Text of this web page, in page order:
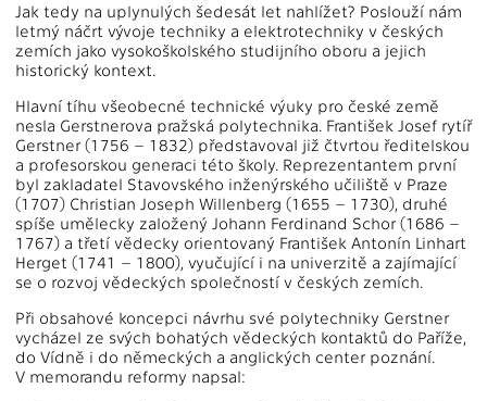
Jak tedy na uplynulých šedesát let nahlížet? Poslouží nám
letmý náčrt vývoje techniky a elektrotechniky v českých
zemích jako vysokoškolského studijního oboru a jejich
historický kontext.
Hlavní tíhu všeobecné technické výuky pro české země
nesla Gerstnerova pražská polytechnika. František Josef rytíř
Gerstner (1756 – 1832) představoval již čtvrtou ředitelskou
a profesorskou generaci této školy. Reprezentantem první
byl zakladatel Stavovského inženýrského učiliště v Praze
(1707) Christian Joseph Willenberg (1655 – 1730), druhé
spíše umělecky založený Johann Ferdinand Schor (1686 –
1767) a třetí vědecky orientovaný František Antonín Linhart
Herget (1741 – 1800), vyučující i na univerzitě a zajímající
se o rozvoj vědeckých společností v českých zemích.
Při obsahové koncepci návrhu své polytechniky Gerstner
vycházel ze svých bohatých vědeckých kontaktů do Paříže,
do Vídně i do německých a anglických center poznání.
V memorandu reformy napsal: